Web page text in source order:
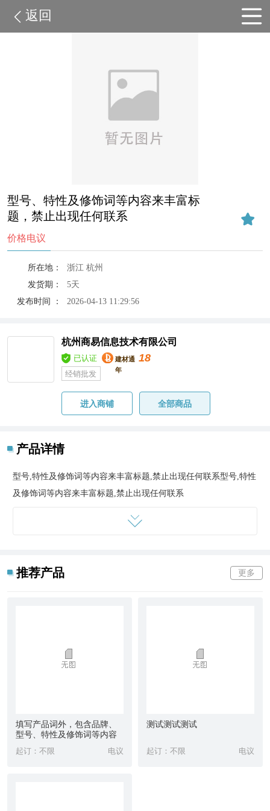
返回
型号、特性及修饰词等内容来丰富标
题，禁止出现任何联系
价格电议
所在地：
浙江 杭州
发货期：
5天
发布时间 ：
2026-04-13 11:29:56
杭州商易信息技术有限公司
已认证 建材通 18
年
经销批发
进入商铺 全部商品
产品详情
型号,特性及修饰词等内容来丰富标题,禁止出现任何联系型号,特性
及修饰词等内容来丰富标题,禁止出现任何联系
推荐产品 更多
填写产品词外，包含品牌、
型号、特性及修饰词等内容
起订：不限 电议
测试测试测试
起订：不限 电议